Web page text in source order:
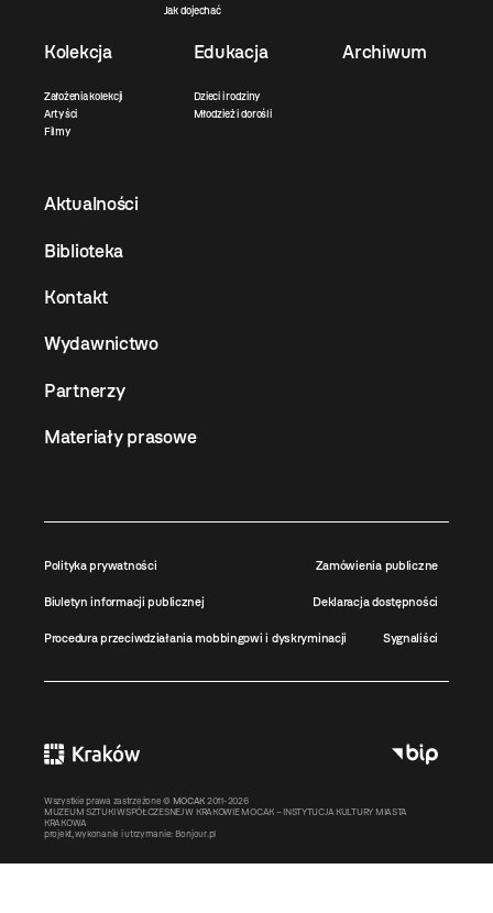
Jak dojechać
Kolekcja
Założenia kolekcji
Artyści
Filmy
Edukacja
Dzieci i rodziny
Młodzież i dorośli
Archiwum
Aktualności
Biblioteka
Kontakt
Wydawnictwo
Partnerzy
Materiały prasowe
Polityka prywatności Zamówienia publiczne
Biuletyn informacji publicznej Deklaracja dostępności
Procedura przeciwdziałania mobbingowi i dyskryminacji Sygnaliści
Wszystkie prawa zastrzeżone © MOCAK 2011-2026
MUZEUM SZTUKI WSPÓŁCZESNEJ W KRAKOWIE MOCAK – INSTYTUCJA KULTURY MIASTA
KRAKOWA
projekt, wykonanie i utrzymanie: Bonjour.pl